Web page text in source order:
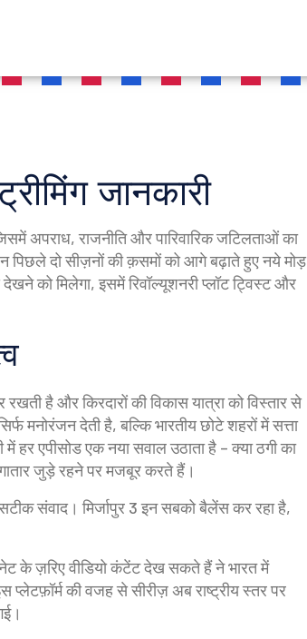
जानकारी
अपराध, राजनीति और पारिवारिक जटिलताओं का
पिछले दो सीज़नों की क़समों को आगे बढ़ाते हुए नये मोड़
को मिलेगा, इसमें रिवॉल्यूशनरी प्लॉट ट्विस्ट और
है और किरदारों की विकास यात्रा को विस्तार से
मनोरंजन देती है, बल्कि भारतीय छोटे शहरों में सत्ता
एपीसोड एक नया सवाल उठाता है – क्या ठगी का
जुड़े रहने पर मजबूर करते हैं।
संवाद। मिर्जापुर 3 इन सबको बैलेंस कर रहा है,
के ज़रिए वीडियो कंटेंट देख सकते हैंने भारत में
की वजह से सीरीज़ अब राष्ट्रीय स्तर पर